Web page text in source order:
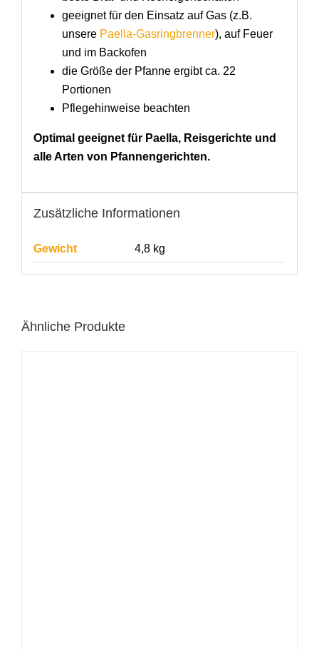
geeignet für den Einsatz auf Gas (z.B.
unsere Paella-Gasringbrenner), auf Feuer
und im Backofen
die Größe der Pfanne ergibt ca. 22
Portionen
Pflegehinweise beachten
Optimal geeignet für Paella, Reisgerichte und
alle Arten von Pfannengerichten.
Zusätzliche Informationen
Gewicht 4,8 kg
Ähnliche Produkte